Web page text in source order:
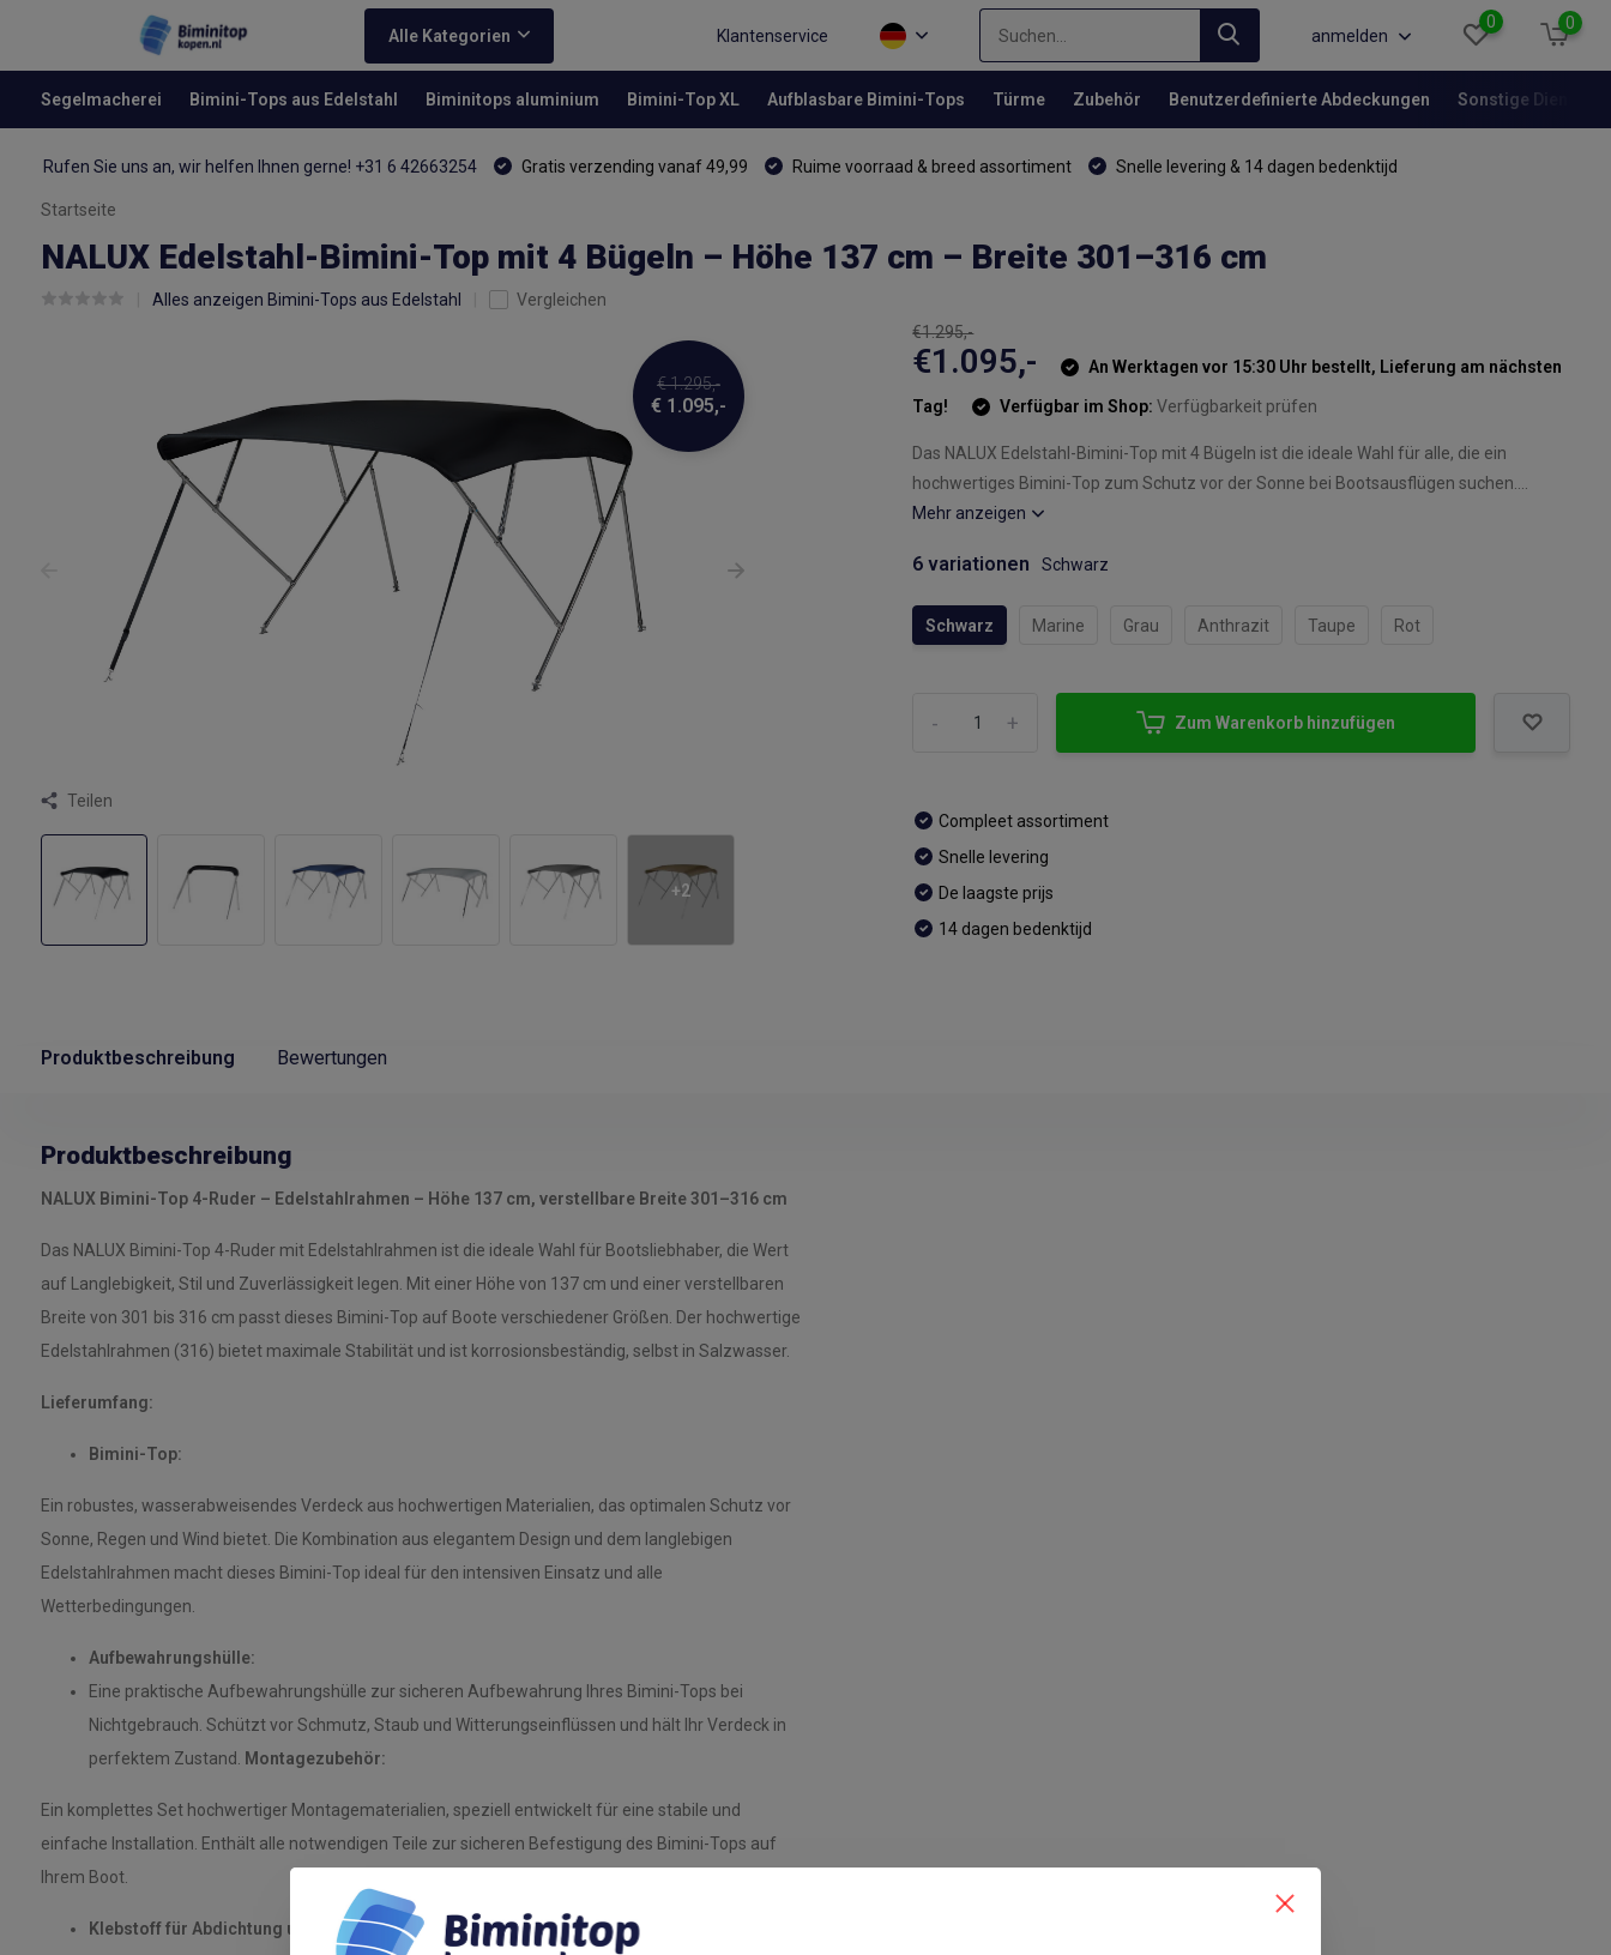
Alle Kategorien Klantenservice anmelden
0 0
Segelmacherei Bimini-Tops aus Edelstahl Biminitops aluminium Bimini-Top XL Aufblasbare Bimini-Tops Türme Zubehör Benutzerdefinierte Abdeckungen Sonstige
Rufen Sie uns an, wir helfen Ihnen gerne! +31 6 42663254 Gratis verzending vanaf 49,99 Ruime voorraad & breed assortiment Snelle levering & 14 dagen bedenktijd
Startseite
NALUX Edelstahl-Bimini-Top mit 4 Bügeln – Höhe 137 cm – Breite 301–316 cm
Alles anzeigen Bimini-Tops aus Edelstahl Vergleichen
€ 1.295,-
€ 1.095,-
Teilen
+2
€1.295,-
€1.095,- An Werktagen vor 15:30 Uhr bestellt, Lieferung am nächsten
Tag! Verfügbar im Shop:Verfügbarkeit prüfen
Das NALUX Edelstahl-Bimini-Top mit 4 Bügeln ist die ideale Wahl für alle, die ein
hochwertiges Bimini-Top zum Schutz vor der Sonne bei Bootsausflügen suchen....
Mehr anzeigen
6 variationen Schwarz
Schwarz Marine Grau Anthrazit Taupe Rot
+
- Zum Warenkorb hinzufügen
Compleet assortiment
Snelle levering
De laagste prijs
14 dagen bedenktijd
Produktbeschreibung Bewertungen
Produktbeschreibung
NALUX Bimini-Top 4-Ruder – Edelstahlrahmen – Höhe 137 cm, verstellbare Breite 301–316 cm
Das NALUX Bimini-Top 4-Ruder mit Edelstahlrahmen ist die ideale Wahl für Bootsliebhaber, die Wert
auf Langlebigkeit, Stil und Zuverlässigkeit legen. Mit einer Höhe von 137 cm und einer verstellbaren
Breite von 301 bis 316 cm passt dieses Bimini-Top auf Boote verschiedener Größen. Der hochwertige
Edelstahlrahmen (316) bietet maximale Stabilität und ist korrosionsbeständig, selbst in Salzwasser.
Lieferumfang:
Bimini-Top:
Ein robustes, wasserabweisendes Verdeck aus hochwertigen Materialien, das optimalen Schutz vor
Sonne, Regen und Wind bietet. Die Kombination aus elegantem Design und dem langlebigen
Edelstahlrahmen macht dieses Bimini-Top ideal für den intensiven Einsatz und alle
Wetterbedingungen.
Aufbewahrungshülle:
Eine praktische Aufbewahrungshülle zur sicheren Aufbewahrung Ihres Bimini-Tops bei
Nichtgebrauch. Schützt vor Schmutz, Staub und Witterungseinflüssen und hält Ihr Verdeck in
perfektem Zustand.
Montagezubehör:
Ein komplettes Set hochwertiger Montagematerialien, speziell entwickelt für eine stabile und
einfache Installation. Enthält alle notwendigen Teile zur sicheren Befestigung des Bimini-Tops auf
Ihrem Boot.
Klebstoff für Abdichtung und Stabilität: